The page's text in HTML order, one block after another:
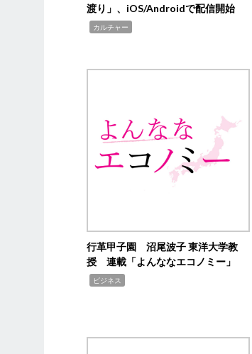
渡り」、iOS/Androidで配信開始
カルチャー
行革甲子園 沼尾波子 東洋大学教
授 連載「よんななエコノミー」
ビジネス